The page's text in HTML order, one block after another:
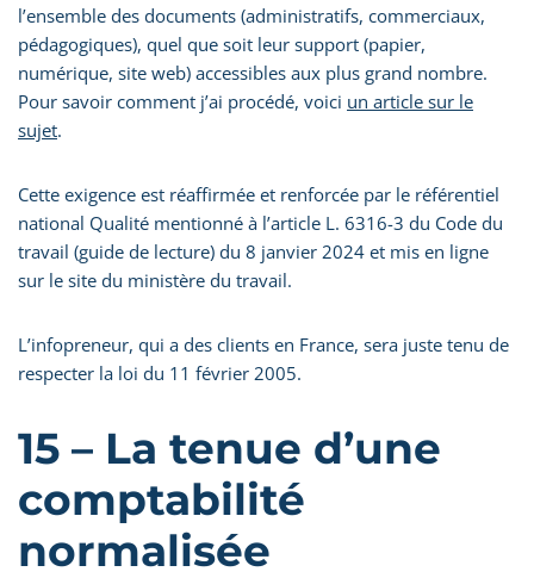
l’ensemble des documents (administratifs, commerciaux,
pédagogiques), quel que soit leur support (papier,
numérique, site web) accessibles aux plus grand nombre.
Pour savoir comment j’ai procédé, voici un article sur le
sujet.
Cette exigence est réaffirmée et renforcée par le référentiel
national Qualité mentionné à l’article L. 6316-3 du Code du
travail (guide de lecture) du 8 janvier 2024 et mis en ligne
sur le site du ministère du travail.
L’infopreneur, qui a des clients en France, sera juste tenu de
respecter la loi du 11 février 2005.
15 – La tenue d’une
comptabilité
normalisée